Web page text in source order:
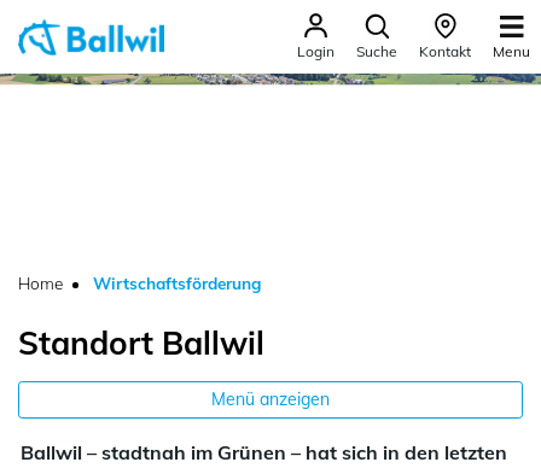
zur Startseite
Direkt zur Hauptnavigation
Direkt zum Inhalt
Direkt zur Suche
Direkt zum Stichwortverzeichnis
Ballwil
Login Suche Kontakt Menu
Home Wirtschaftsförderung(ausgewählt)
Standort Ballwil
Menü anzeigen
Ballwil – stadtnah im Grünen – hat sich in den letzten